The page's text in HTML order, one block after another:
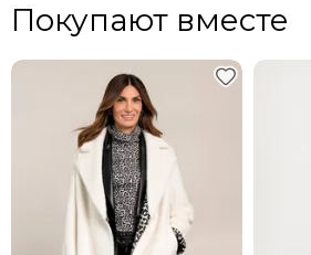
В ГОРОДА ДАЛЬНЕВОСТОЧНОГО
ОСУЩЕСТВЛЯЕТСЯ ПО
ПРИ ВЫКУПЕ ЗАКАЗА ОТ 8000
БЕСПЛАТНАЯ.
ПРИ ОТКАЗЕ ОТ ПОСЫЛКИ И ЕСЛИ
ЧАСТИЧНОМ ВЫКУПЕ
Покупают вместе